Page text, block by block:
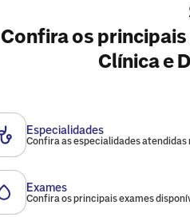
Confira os
Clínica e
Especialidades
Confira as especialidades atendidas
Exames
Confira os principais exames